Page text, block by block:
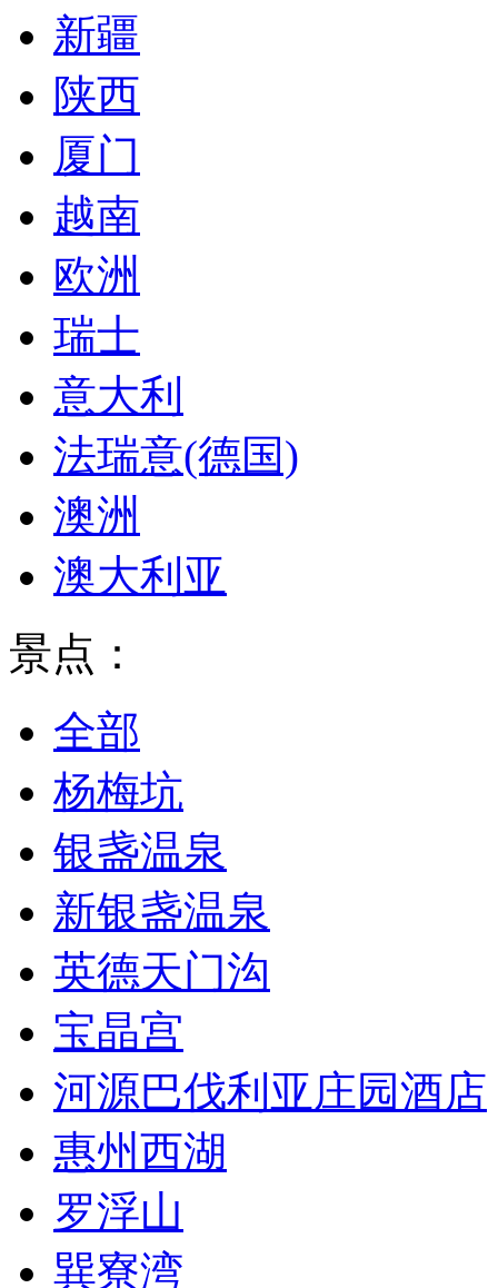
新疆
陕西
厦门
越南
欧洲
瑞士
意大利
法瑞意(德国)
澳洲
澳大利亚
景点：
全部
杨梅坑
银盏温泉
新银盏温泉
英德天门沟
宝晶宫
河源巴伐利亚庄园酒店
惠州西湖
罗浮山
巽寮湾